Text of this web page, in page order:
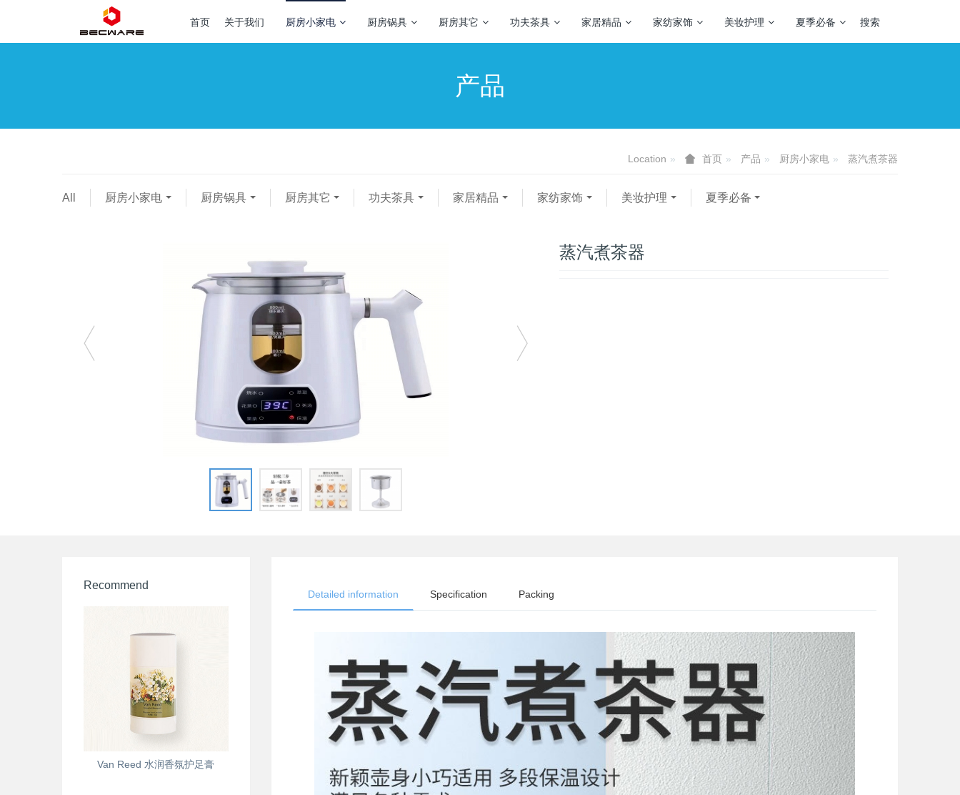
首页 关于我们 厨房小家电 厨房锅具 厨房其它 功夫茶具 家居精品 家纺家饰 美妆护理 夏季必备 搜索
产品
Location 首页 产品 厨房小家电 蒸汽煮茶器
All 厨房小家电 厨房锅具 厨房其它 功夫茶具 家居精品 家纺家饰 美妆护理 夏季必备
蒸汽煮茶器
Detailed information Specification Packing
Recommend
Van Reed 水润香氛护足膏